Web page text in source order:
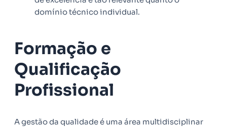
domínio técnico individual.
Formação e
Qualificação
Profissional
A gestão da qualidade é uma área multidisciplinar